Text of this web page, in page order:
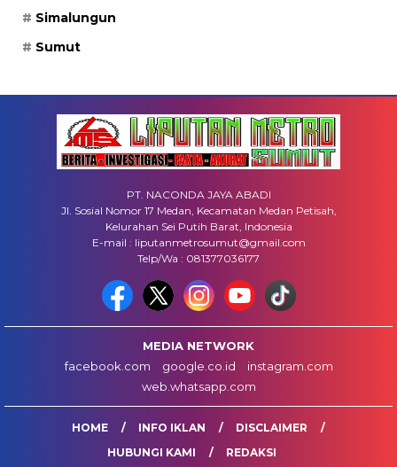
Simalungun
Sumut
PT. NACONDA JAYA ABADI
Jl. Sosial Nomor 17 Medan, Kecamatan Medan Petisah,
Kelurahan Sei Putih Barat, Indonesia
E-mail : liputanmetrosumut@gmail.com
Telp/Wa : 081377036177
MEDIA NETWORK
facebook.com
google.co.id
instagram.com
web.whatsapp.com
HOME INFO IKLAN
DISCLAIMER
HUBUNGI KAMI
REDAKSI